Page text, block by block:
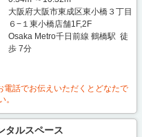
大阪府大阪市東成区東小橋３丁目
６−１東小橋店舗1F,2F
Osaka Metro千日前線 鶴橋駅 徒
歩 7分
電話でお伝えいただくとどなたで
。
タルスペース